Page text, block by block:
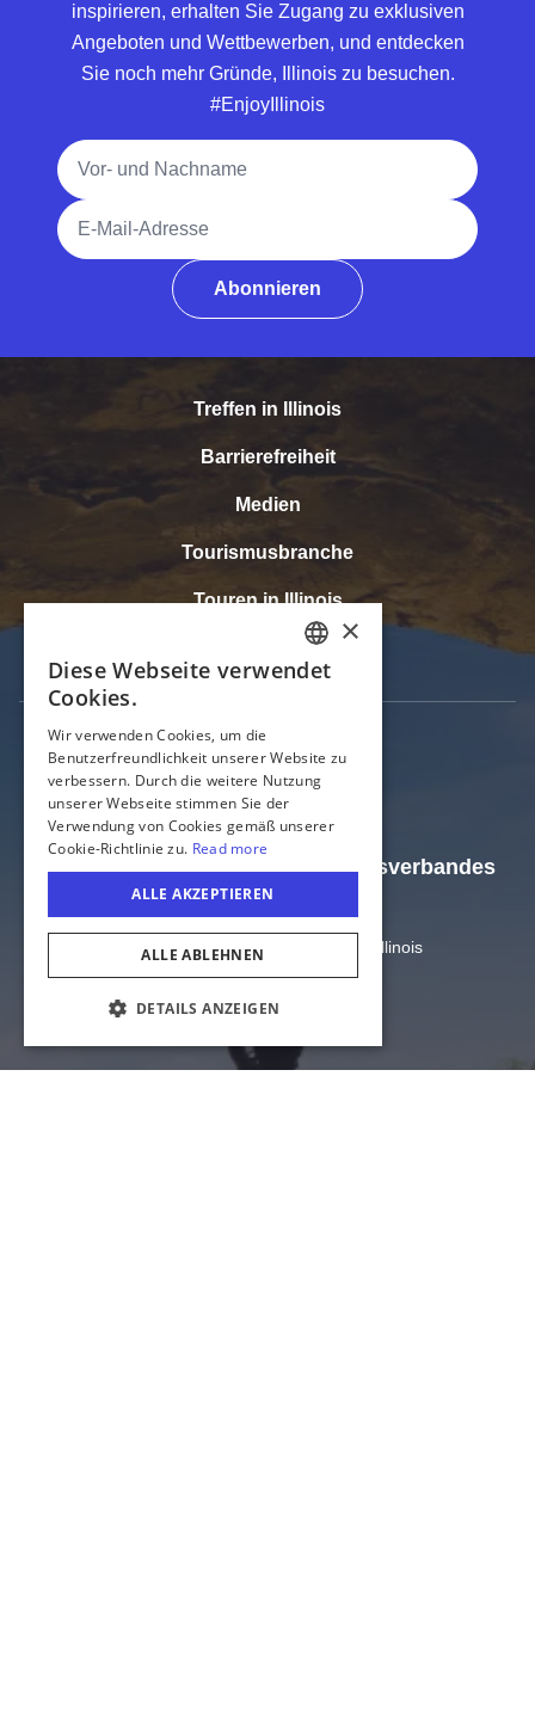
inspirieren, erhalten Sie Zugang zu exklusiven
Angeboten und Wettbewerben, und entdecken
Sie noch mehr Gründe, Illinois zu besuchen.
#EnjoyIllinois
Vollständiger Name
E-Mail-Adresse
Abonnieren
Treffen in Illinois
Barrierefreiheit
Medien
Tourismusbranche
Touren in Illinois
Sport in Illinois
Offizielle Webseite des Tourismusverbandes
Illinois
Amt für Handel und Wirtschaft von Illinois
ENGLISH
SPANISH
×
Diese Webseite verwendet
Cookies.
Wir verwenden Cookies, um die
Benutzerfreundlichkeit unserer Website zu
verbessern. Durch die weitere Nutzung
unserer Webseite stimmen Sie der
Verwendung von Cookies gemäß unserer
Cookie-Richtlinie zu. Read more
ALLE AKZEPTIEREN
ALLE ABLEHNEN
DETAILS ANZEIGEN